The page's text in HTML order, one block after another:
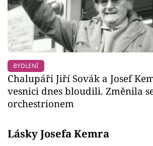
BYDLENÍ
Chalupáři Jiří Sovák a Josef
vesnici dnes bloudili. Změnila
orchestrionem
Lásky Josefa Kemra